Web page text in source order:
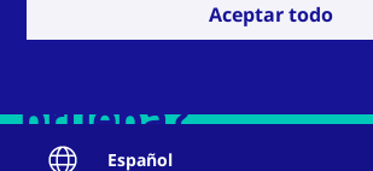
prueba?
Aceptar todo
Español